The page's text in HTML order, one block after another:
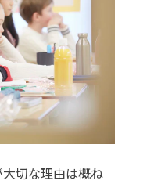
切な理由は概ね